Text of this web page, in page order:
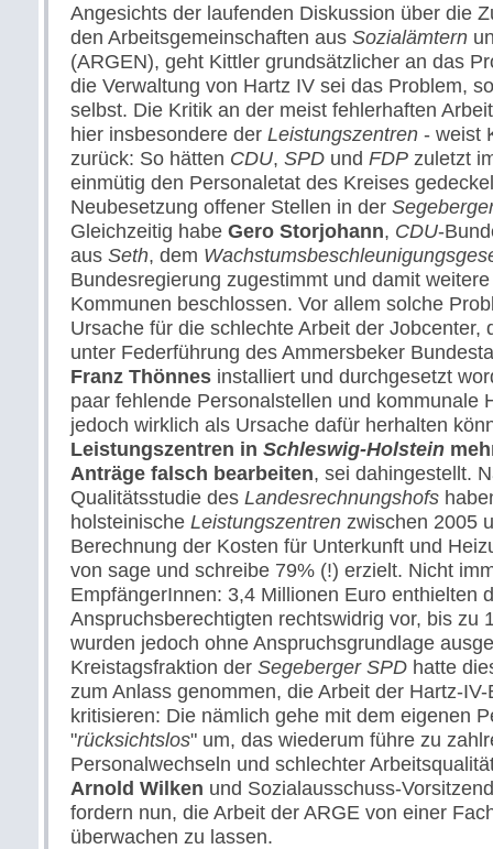
Angesichts der laufenden Diskussion über die
den Arbeitsgemeinschaften aus Sozialämtern
(ARGEN), geht Kittler grundsätzlicher an das
die Verwaltung von Hartz IV sei das Problem,
selbst. Die Kritik an der meist fehlerhaften
hier insbesondere der Leistungszentren - weist
zurück: So hätten CDU, SPD und FDP zuletzt
einmütig den Personaletat des Kreises
Neubesetzung offener Stellen in der
Gleichzeitig habe Gero Storjohann, CDU-
aus Seth, dem
Bundesregierung zugestimmt und damit
Kommunen beschlossen. Vor allem solche
Ursache für die schlechte Arbeit der Jobcenter,
unter Federführung des Ammersbeker
Franz Thönnes installiert und durchgesetzt
paar fehlende Personalstellen und kommunale
jedoch wirklich als Ursache dafür herhalten
Leistungszentren in Schleswig-Holstein
Anträge falsch bearbeiten, sei dahingestellt.
Qualitätsstudie des Landesrechnungshofs
holsteinische Leistungszentren zwischen 2005
Berechnung der Kosten für Unterkunft und
von sage und schreibe 79% (!) erzielt. Nicht
EmpfängerInnen: 3,4 Millionen Euro enthielten
Anspruchsberechtigten rechtswidrig vor, bis zu
wurden jedoch ohne Anspruchsgrundlage
Kreistagsfraktion der Segeberger SPD hatte
zum Anlass genommen, die Arbeit der Hartz-
kritisieren: Die nämlich gehe mit dem eigenen
"rücksichtslos" um, das wiederum führe zu
Personalwechseln und schlechter
Arnold Wilken und Sozialausschuss-
fordern nun, die Arbeit der ARGE von einer
überwachen zu lassen.